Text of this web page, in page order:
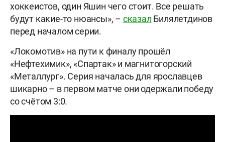
хоккеистов, один Яшин чего стоит. Все решать
будут какие-то нюансы», – сказал Билялетдинов
перед началом серии.
«Локомотив» на пути к финалу прошёл
«Нефтехимик», «Спартак» и магнитогорский
«Металлург». Серия началась для ярославцев
шикарно – в первом матче они одержали победу
со счётом 3:0.